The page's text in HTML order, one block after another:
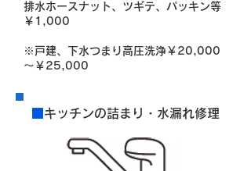
排水ホースナット、ツギテ、パッキン等
￥1,000
※戸建、下水つまり高圧洗浄￥20,000
～￥25,000
キッチンの詰まり・水漏れ修理